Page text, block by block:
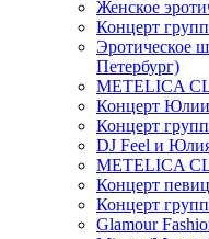
Женское
Концерт
Петербург)
METELICA
Концерт
Концерт
DJ Feel и
METELICA
Концерт
Концерт
Glamour